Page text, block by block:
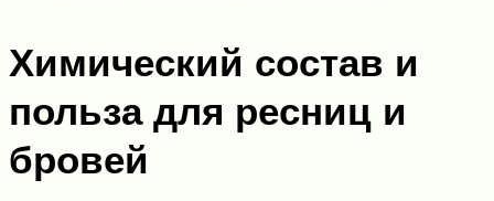
Химический состав и
польза для ресниц и
бровей